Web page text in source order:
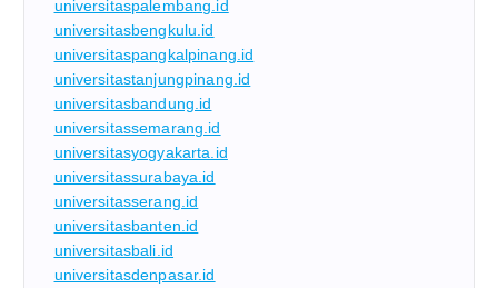
universitaspalembang.id
universitasbengkulu.id
universitaspangkalpinang.id
universitastanjungpinang.id
universitasbandung.id
universitassemarang.id
universitasyogyakarta.id
universitassurabaya.id
universitasserang.id
universitasbanten.id
universitasbali.id
universitasdenpasar.id